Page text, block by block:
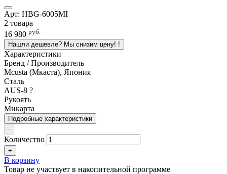
Арт: HBG-6005MI
2 товара
16 980 руб.
Нашли дешевле? Мы снизим цену! !
Характеристики
Бренд / Производитель
Mcusta (Мкаста), Япония
Сталь
AUS-8 ?
Рукоять
Микарта
Подробные характеристики
-
Количество
+
В корзину
Товар не участвует в накопительной программе